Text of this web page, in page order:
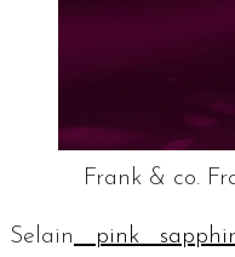
Frank & co.
Selain pink